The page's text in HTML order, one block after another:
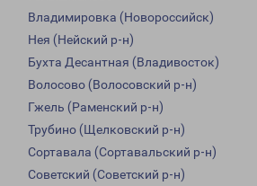
Владимировка (Новороссийск)
Нея (Нейский р-н)
Бухта Десантная (Владивосток)
Волосово (Волосовский р-н)
Гжель (Раменский р-н)
Трубино (Щелковский р-н)
Сортавала (Сортавальский р-н)
Советский (Советский р-н)